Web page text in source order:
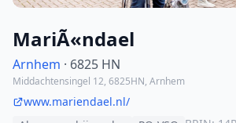
MariÃ«ndael
Arnhem · 6825 HN
Middachtensingel 12, 6825HN, Arnhem
www.mariendael.nl/